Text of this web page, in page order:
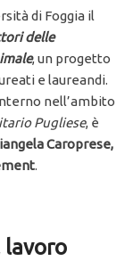
di Foggia il
delle
, un progetto
e laureandi.
nell’ambito
Pugliese, è
Caroprese,
.
lavoro